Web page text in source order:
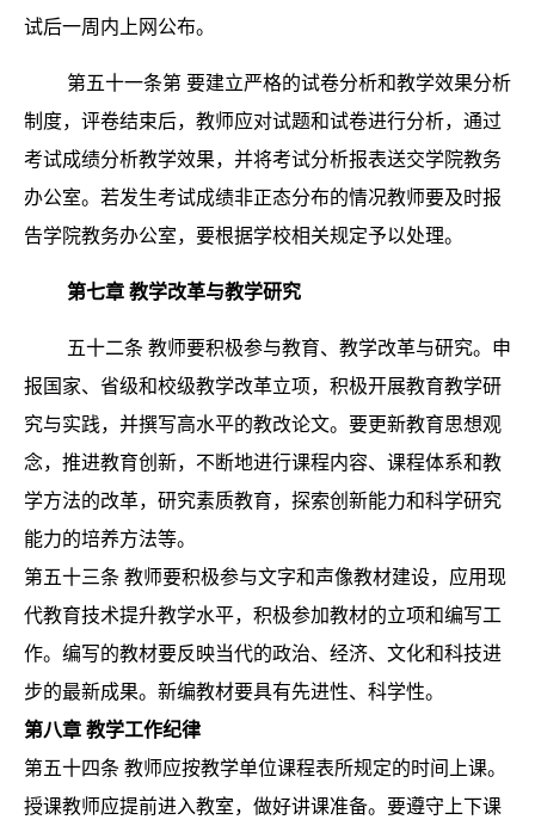
试后一周内上网公布。
第五十一条第 要建立严格的试卷分析和教学效果分析
制度，评卷结束后，教师应对试题和试卷进行分析，通过
考试成绩分析教学效果，并将考试分析报表送交学院教务
办公室。若发生考试成绩非正态分布的情况教师要及时报
告学院教务办公室，要根据学校相关规定予以处理。
第七章 教学改革与教学研究
五十二条 教师要积极参与教育、教学改革与研究。申
报国家、省级和校级教学改革立项，积极开展教育教学研
究与实践，并撰写高水平的教改论文。要更新教育思想观
念，推进教育创新，不断地进行课程内容、课程体系和教
学方法的改革，研究素质教育，探索创新能力和科学研究
能力的培养方法等。
第五十三条 教师要积极参与文字和声像教材建设，应用现
代教育技术提升教学水平，积极参加教材的立项和编写工
作。编写的教材要反映当代的政治、经济、文化和科技进
步的最新成果。新编教材要具有先进性、科学性。
第八章 教学工作纪律
第五十四条 教师应按教学单位课程表所规定的时间上课。
授课教师应提前进入教室，做好讲课准备。要遵守上下课